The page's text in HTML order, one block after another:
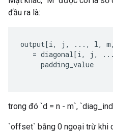
đầu ra là:
output[i, j , ..., l, m,
= diagonal[i, j ,
padding_value
trong đó `d = n - m`,
`offset` bằng 0 ngoại trừ khi